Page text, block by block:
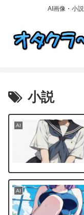
AI画像・小
小説
AI
AI